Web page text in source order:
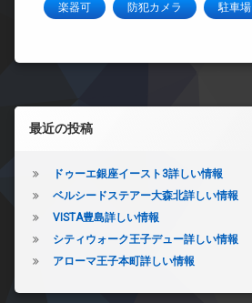
楽器可 防犯カメラ 駐車場
左サイドバー
最近の投稿
ドゥーエ銀座イースト3詳しい情報
ベルシードステアー大森北詳しい情報
VISTA豊島詳しい情報
シティウォーク王子デュー詳しい情報
アローマ王子本町詳しい情報